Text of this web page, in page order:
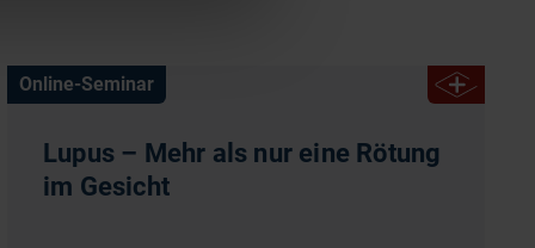
Online-Seminar
Lupus – Mehr als nur eine Rötung
im Gesicht